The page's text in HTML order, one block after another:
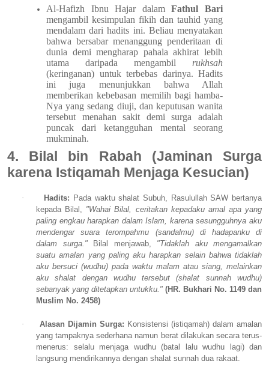
Al-Hafizh Ibnu Hajar dalamFathul Bari
mengambil kesimpulan fikih dan tauhid yang
mendalam dari hadits ini. Beliau menyatakan
bahwa bersabar menanggung penderitaan di
dunia demi mengharap pahala akhirat lebih
utama daripada mengambil rukhsah
(keringanan) untuk terbebas darinya. Hadits
ini juga menunjukkan bahwa Allah
memberikan kebebasan memilih bagi hamba-
Nya yang sedang diuji, dan keputusan wanita
tersebut menahan sakit demi surga adalah
puncak dari ketangguhan mental seorang
mukminah.
4. Bilal bin Rabah (Jaminan Surga
karena Istiqamah Menjaga Kesucian)
· Hadits: Pada waktu shalat Subuh, Rasulullah SAW bertanya
kepada Bilal, "Wahai Bilal, ceritakan kepadaku amal apa yang
paling engkau harapkan dalam Islam, karena sesungguhnya aku
mendengar suara terompahmu (sandalmu) di hadapanku di
dalam surga."Bilal menjawab, "Tidaklah aku mengamalkan
suatu amalan yang paling aku harapkan selain bahwa tidaklah
aku bersuci (wudhu) pada waktu malam atau siang, melainkan
aku shalat dengan wudhu tersebut (shalat sunnah wudhu)
sebanyak yang ditetapkan untukku." (HR. Bukhari No. 1149 dan
Muslim No. 2458)
· Alasan Dijamin Surga: Konsistensi (istiqamah) dalam amalan
yang tampaknya sederhana namun berat dilakukan secara terus-
menerus: selalu menjaga wudhu (batal lalu wudhu lagi) dan
langsung mendirikannya dengan shalat sunnah dua rakaat.